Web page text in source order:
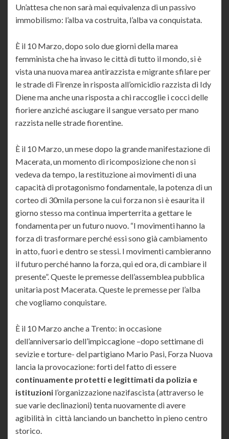
Un’attesa che non sarà mai equivalenza di un passivo
immobilismo: l’alba va costruita, l’alba va conquistata.
È il 10 Marzo, dopo solo due giorni della marea
femminista che ha invaso le città di tutto il mondo, si è
vista una nuova marea antirazzista e migrante sfilare per
le strade di Firenze in risposta all’omicidio razzista di Idy
Diene ma anche una risposta a chi raccoglie i cocci delle
fioriere anziché asciugare il sangue versato per mano
razzista nelle strade fiorentine.
È il 10 Marzo, un mese dopo la grande manifestazione di
Macerata, un momento di ricomposizione che non si
vedeva da tempo, la restituzione ai movimenti di una
capacità di protagonismo fondamentale, la potenza di un
corteo di 30mila persone la cui forza non si è esaurita il
giorno stesso ma continua imperterrita a gettare le
fondamenta per un futuro nuovo. “I movimenti hanno la
forza di trasformare perché essi sono già cambiamento
in atto, fuori e dentro se stessi. I movimenti cambieranno
il futuro perché hanno la forza, qui ed ora, di cambiare il
presente”. Queste le premesse dell’assemblea pubblica
unitaria post Macerata. Queste le premesse per l’alba
che vogliamo conquistare.
È il 10 Marzo anche a Trento: in occasione
dell’anniversario dell’impiccagione –dopo settimane di
sevizie e torture- del partigiano Mario Pasi, Forza Nuova
lancia la provocazione: forti del fatto di essere
continuamente protetti e legittimati da polizia e
istituzioni l’organizzazione nazifascista (attraverso le
sue varie declinazioni) tenta nuovamente di avere
agibilità in città lanciando un banchetto in pieno centro
storico.